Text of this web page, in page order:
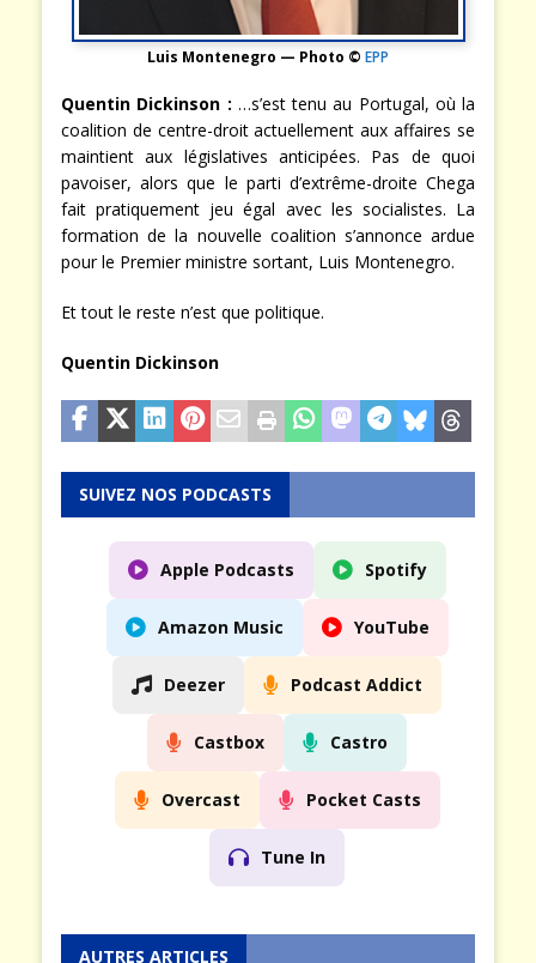
Luis Montenegro — Photo © EPP
Quentin Dickinson : …s’est tenu au Portugal, où la
coalition de centre-droit actuellement aux affaires se
maintient aux législatives anticipées. Pas de quoi
pavoiser, alors que le parti d’extrême-droite Chega
fait pratiquement jeu égal avec les socialistes. La
formation de la nouvelle coalition s’annonce ardue
pour le Premier ministre sortant, Luis Montenegro.
Et tout le reste n’est que politique.
Quentin Dickinson
SUIVEZ NOS PODCASTS
Apple Podcasts Spotify
Amazon Music YouTube
Deezer Podcast Addict
Castbox Castro
Overcast Pocket Casts
Tune In
AUTRES ARTICLES